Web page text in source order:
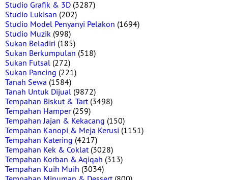
Studio Grafik & 3D (3287)
Studio Lukisan (202)
Studio Model Penyanyi Pelakon (1694)
Studio Muzik (998)
Sukan Beladiri (185)
Sukan Berkumpulan (518)
Sukan Futsal (272)
Sukan Pancing (221)
Tanah Sewa (1584)
Tanah Untuk Dijual (9872)
Tempahan Biskut & Tart(3498)
Tempahan Hamper(259)
Tempahan Jajan & Kekacang (150)
Tempahan Kanopi & Meja Kerusi (1151)
Tempahan Katering (4217)
Tempahan Kek & Coklat(3028)
Tempahan Korban & Aqiqah (313)
Tempahan Kuih Muih (3034)